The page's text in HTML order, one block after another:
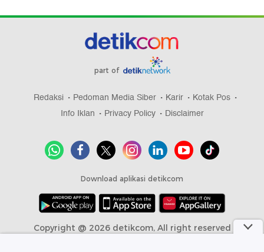
part of
Redaksi Pedoman Media Siber Karir
Kotak Pos
Info Iklan
Privacy Policy Disclaimer
Download aplikasi detikcom
Copyright @ 2026 detikcom, All right reserved